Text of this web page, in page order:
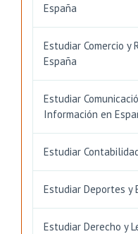
España
Estudiar Comercio
España
Estudiar
Información en
Estudiar
Estudiar Deportes y
Estudiar Derecho y